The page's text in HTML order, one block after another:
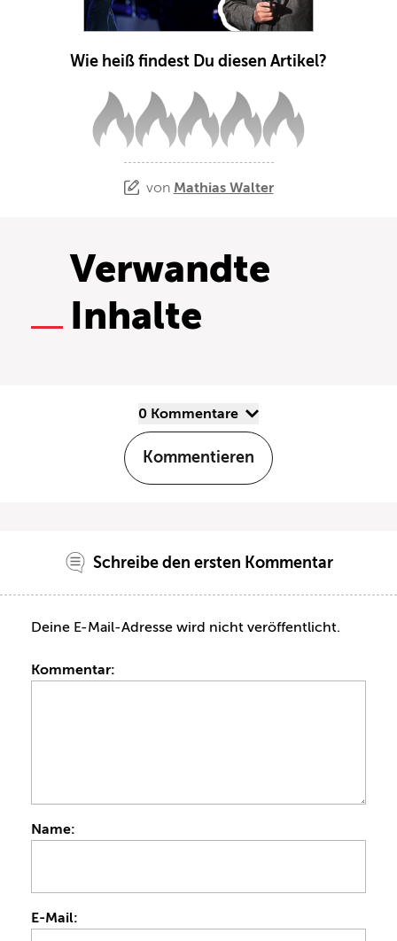
Wie heiß findest Du diesen Artikel?
von Mathias Walter
Verwandte
Inhalte
0 Kommentare
Kommentieren
Schreibe den ersten Kommentar
Deine E-Mail-Adresse wird nicht veröffentlicht.
Kommentar:
Name:
E-Mail: